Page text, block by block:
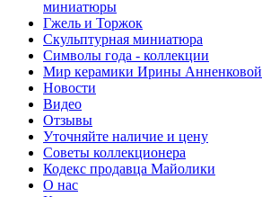
миниатюры
Гжель и Торжок
Скульптурная миниатюра
Символы года - коллекции
Мир керамики Ирины Анненковой
Новости
Видео
Отзывы
Уточняйте наличие и цену
Советы коллекционера
Кодекс продавца Майолики
О нас